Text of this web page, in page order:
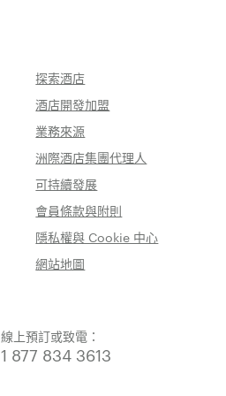
探索酒店
酒店開發加盟
業務來源
洲際酒店集團代理人
可持續發展
會員條款與附則
隱私權與 Cookie 中心
網站地圖
線上預訂或致電：
1 877 834 3613